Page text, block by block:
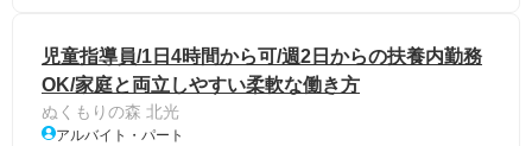
児童指導員/1日4時間から可/週2日からの扶養内勤務
OK/家庭と両立しやすい柔軟な働き方
ぬくもりの森 北光
アルバイト・パート